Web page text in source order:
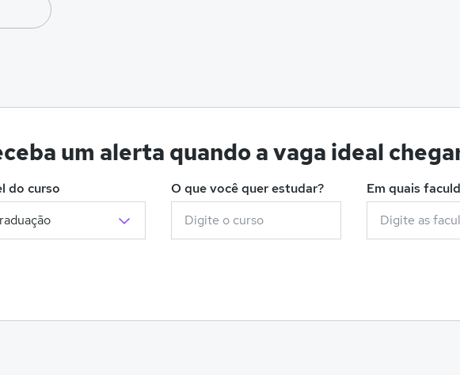
um alerta quando a vaga ideal
do curso O que você quer estudar? Em quais